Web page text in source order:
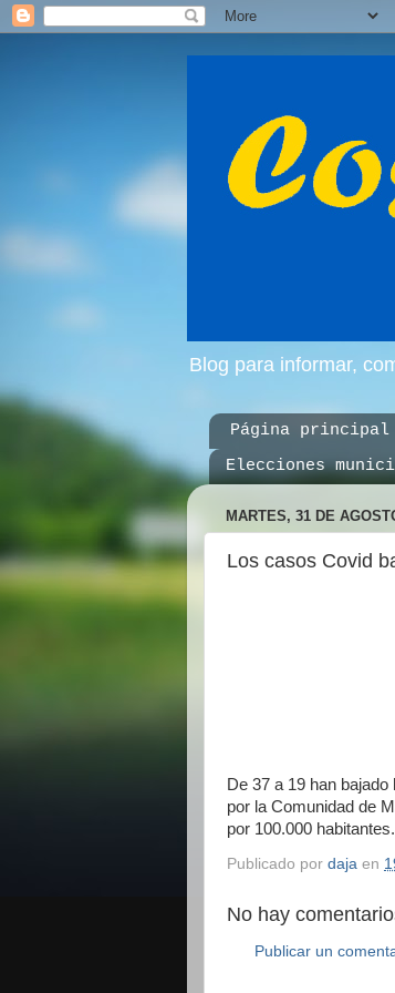
Blog para informar,
Página principal
Elecciones
MARTES, 31 DE
Los casos Covid
De 37 a 19 han
por la Comunidad de
por 100.000 habitantes.
Publicado por daja en
No hay
Publicar un